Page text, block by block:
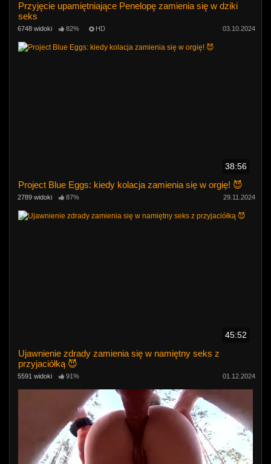
Przyjęcie upamiętniające Penelopę zamienia się w dziki
seks
6748 widoki 82% HD 03.10.2024
38:56
Project Blue Eggs: kiedy kolacja zamienia się w orgię! 😈
2789 widoki 87% 29.11.2024
45:52
Ujawnienie zdrady zamienia się w namiętny seks z
przyjaciółką 😈
5591 widoki 91% 01.12.2024